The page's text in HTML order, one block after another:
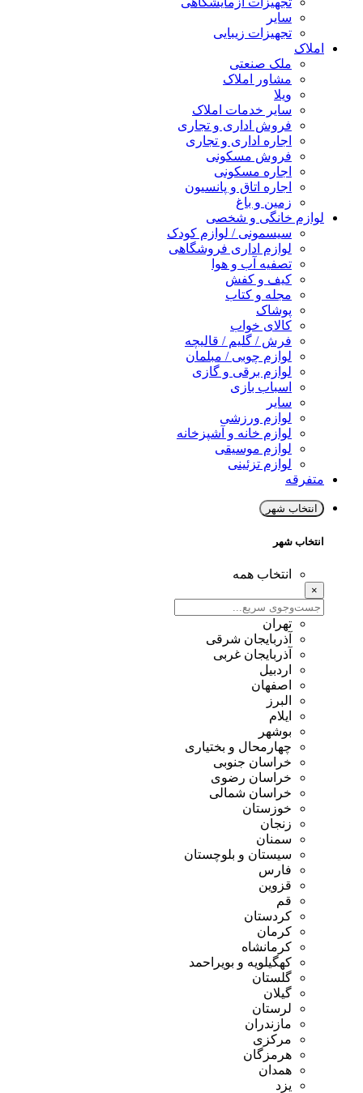
سایر
تجهیزات زیبایی
املاک
ملک صنعتی
مشاور املاک
ویلا
سایر خدمات املاک
فروش اداری و تجاری
اجاره اداری و تجاری
فروش مسکونی
اجاره مسکونی
اجاره اتاق و پانسیون
زمین و باغ
لوازم خانگی و شخصی
سیسمونی / لوازم کودک
لوازم اداری فروشگاهی
تصفیه آب و هوا
کیف و کفش
مجله و کتاب
پوشاک
کالای خواب
فرش / گلیم / قالیچه
لوازم چوبی / مبلمان
لوازم برقی و گازی
اسباب بازی
سایر
لوازم ورزشی
لوازم خانه و آشپزخانه
لوازم موسیقی
لوازم تزئینی
متفرقه
انتخاب شهر
انتخاب شهر
انتخاب همه
×
تهران
آذربایجان شرقی
آذربایجان غربی
اردبیل
اصفهان
البرز
ایلام
بوشهر
چهارمحال و بختیاری
خراسان جنوبی
خراسان رضوی
خراسان شمالی
خوزستان
زنجان
سمنان
سیستان و بلوچستان
فارس
قزوین
قم
کردستان
کرمان
کرمانشاه
کهگیلویه و بویراحمد
گلستان
گیلان
لرستان
مازندران
مرکزی
هرمزگان
همدان
یزد